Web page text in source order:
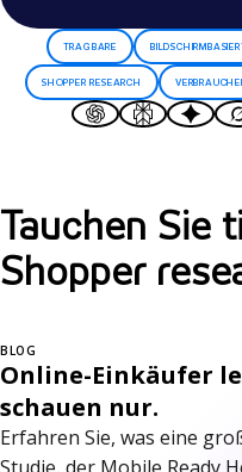
TRAGBARE
SHOPPER RESEARCH
Tauchen Sie
Shopper
BLOG
Online-Einkäufer
schauen nur.
Erfahren Sie, was eine
Studie, der Mobile Ready